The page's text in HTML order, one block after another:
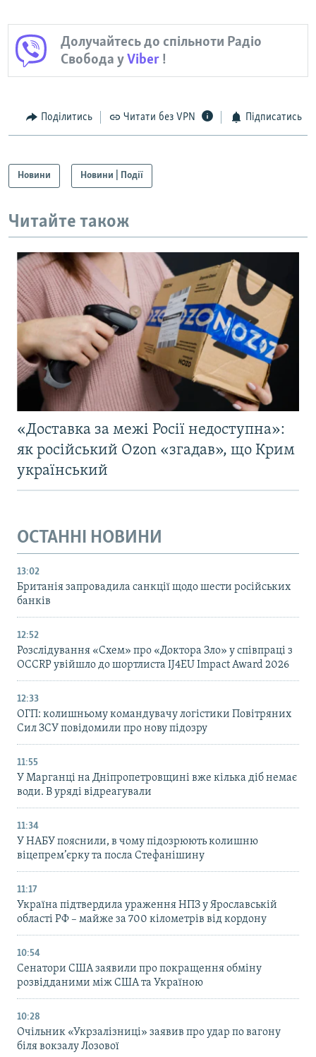
Долучайтесь до спільноти Радіо
Свобода уViber !
Поділитись Читати без VPN Підписатись
Новини Новини | Події
Читайте також
«Доставка за межі Росії недоступна»:
як російський Ozon «згадав», що Крим
український
ОСТАННІ НОВИНИ
13:02
Британія запровадила санкції щодо шести російських
банків
12:52
Розслідування «Схем» про «Доктора Зло» у співпраці з
OCCRP увійшло до шортлиста IJ4EU Impact Award 2026
12:33
ОГП: колишньому командувачу логістики Повітряних
Сил ЗСУ повідомили про нову підозру
11:55
У Марганці на Дніпропетровщині вже кілька діб немає
води. В уряді відреагували
11:34
У НАБУ пояснили, в чому підозрюють колишню
віцепрем’єрку та посла Стефанішину
11:17
Україна підтвердила ураження НПЗ у Ярославській
області РФ – майже за 700 кілометрів від кордону
10:54
Сенатори США заявили про покращення обміну
розвідданими між США та Україною
10:28
Очільник «Укрзалізниці» заявив про удар по вагону
біля вокзалу Лозової